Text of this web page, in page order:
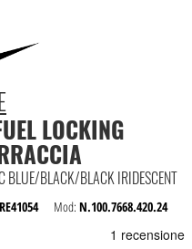
LOCKING
BLUE/BLACK/BLACK IRIDESCENT
Mod: N.100.7668.420.24